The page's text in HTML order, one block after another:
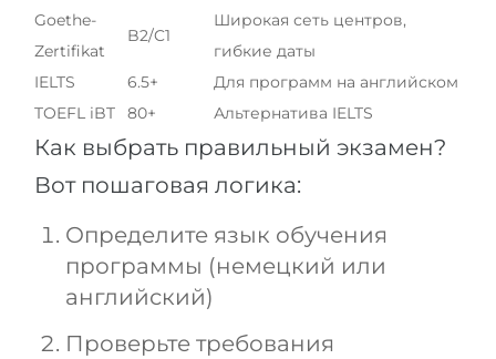
Goethe-
Zertifikat
B2/C1
Широкая сеть центров,
гибкие даты
IELTS
6.5+
Для программ на английском
TOEFL iBT
80+ Альтернатива IELTS
Как выбрать правильный экзамен?
Вот пошаговая логика:
Определите язык обучения
программы (немецкий или
английский)
Проверьте требования